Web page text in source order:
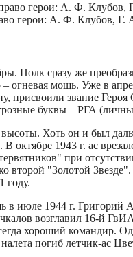
герои: А. Ф. Клубов,
Полк сразу же
мощь. Уже в
звание Героя
буквы – РГА
Хоть он и был
октябре 1943 г. ас
при
второй "Золотой
году.
в июле 1944 г. Григорий
возглавил 16-й
хороший командир.
погиб летчик-ас